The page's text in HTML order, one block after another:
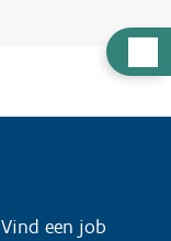
u
Vind een job